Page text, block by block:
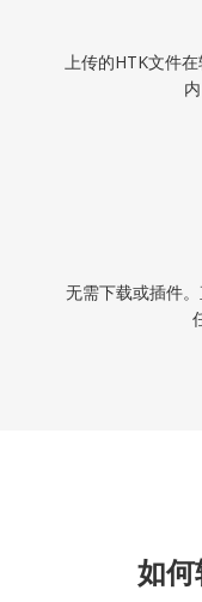
上传的HTK文件
无需下载或插件
如